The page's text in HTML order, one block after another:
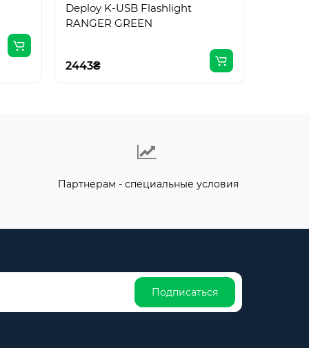
Deploy K-USB Flashlight
RANGER GREEN
2443₴
Партнерам - специальные условия
Подписаться